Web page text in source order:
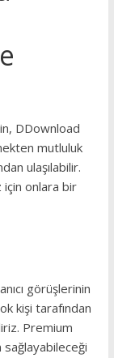
DDownload
mutluluk
ulaşılabilir.
için onlara bir
görüşlerinin
kişi tarafından
Premium